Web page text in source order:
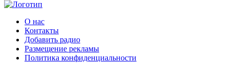
О нас
Контакты
Добавить радио
Размещение рекламы
Политика конфиденциальности